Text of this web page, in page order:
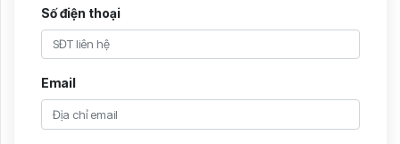
Số điện thoại
Email